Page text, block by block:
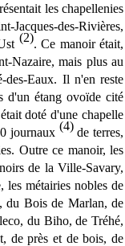
les chapellenies
des-Rivières,
(2). Ce manoir était,
Nazaire, mais plus au
Eaux. Il n'en reste
d'un étang ovoïde cité
doté d'une chapelle
journaux (4)de terres,
Outre ce manoir, les
de la Ville-Savary,
les métairies nobles de
du Bois de Marlan, de
du Biho, de Tréhé,
de près et de bois, de